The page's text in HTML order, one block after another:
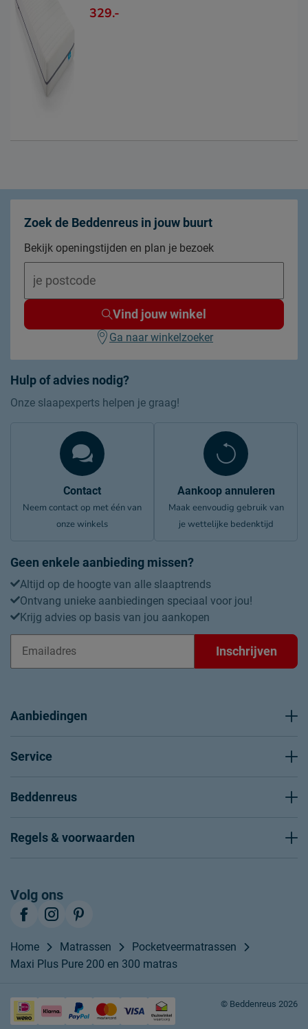
329.-
Hulp of advies nodig?
Onze slaapexperts helpen je graag!
Contact
Neem contact op met één van
onze winkels
Aankoop annuleren
Maak eenvoudig gebruik van
je wettelijke bedenktijd
Geen enkele aanbieding missen?
Altijd op de hoogte van alle slaaptrends
Ontvang unieke aanbiedingen speciaal voor jou!
Krijg advies op basis van jou aankopen
Inschrijven
Zoek de Beddenreus in jouw buurt
Bekijk openingstijden en plan je bezoek
Vind jouw winkel
Ga naar winkelzoeker
Aanbiedingen
Service
Beddenreus
Regels & voorwaarden
Volg ons
Home Matrassen
Pocketveermatrassen
Maxi Plus Pure 200 en 300 matras
© Beddenreus 2026